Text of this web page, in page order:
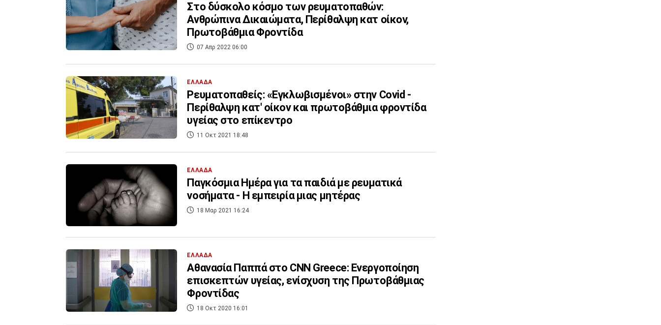
Στο δύσκολο κόσμο των ρευματοπαθών:
Ανθρώπινα Δικαιώματα, Περίθαλψη κατ οίκον,
Πρωτοβάθμια Φροντίδα
07 Απρ 2022 06:00
ΕΛΛΑΔΑ
Ρευματοπαθείς: «Εγκλωβισμένοι» στην Covid -
Περίθαλψη κατ' οίκον και πρωτοβάθμια φροντίδα
υγείας στο επίκεντρο
11 Οκτ 2021 18:48
ΕΛΛΑΔΑ
Παγκόσμια Ημέρα για τα παιδιά με ρευματικά
νοσήματα - Η εμπειρία μιας μητέρας
18 Μαρ 2021 16:24
ΕΛΛΑΔΑ
Αθανασία Παππά στο CNN Greece: Ενεργοποίηση
επισκεπτών υγείας, ενίσχυση της Πρωτοβάθμιας
Φροντίδας
18 Οκτ 2020 16:01